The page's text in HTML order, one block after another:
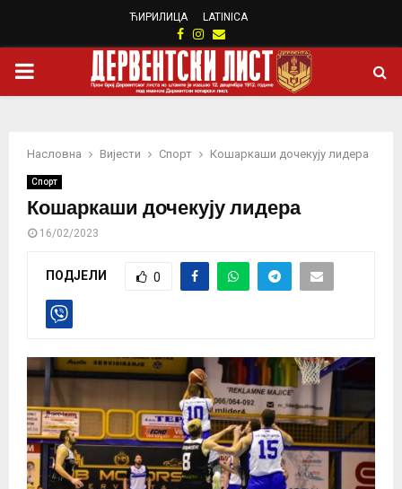
ЋИРИЛИЦА LATINICA
Facebook
Instagram
Email
PRIMARY
Насловна Вијести Спорт Кошаркаши дочекују лидера
Спорт
Кошаркаши дочекују лидера
16/02/2023
ПОДЈЕЛИ 0